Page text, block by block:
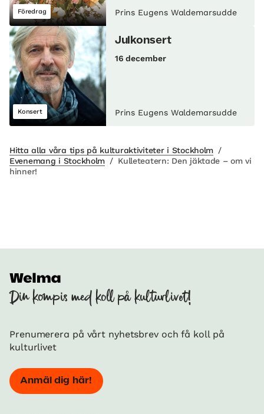
Föredrag Prins Eugens Waldemarsudde
Konsert
Julkonsert
16 december
Prins Eugens Waldemarsudde
Hitta alla våra tips på kulturaktiviteter i Stockholm /
Evenemang i Stockholm / Kulleteatern: Den jäktade – om vi
hinner!
Din kompis med koll på kulturlivet!
Prenumerera på vårt nyhetsbrev och få koll på
kulturlivet
Anmäl dig här!